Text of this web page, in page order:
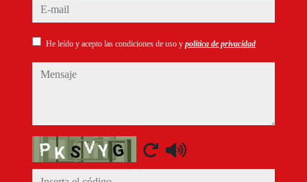
e-mail
He leído y acepto las condiciones de uso y política de privacidad
mensaje
Captcha